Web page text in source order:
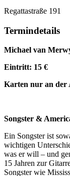
Regattastraße 191
Termindetails
Michael van
Eintritt: 15 €
Karten nur an der
Songster &
Ein Songster ist
wichtigen
was er will – und
15 Jahren zur
Songster wie